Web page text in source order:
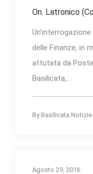
On. Latronico
delle Finanze, in
attutata da
Basilicata,...
By Basilicata Notizie
Agosto 29, 2016